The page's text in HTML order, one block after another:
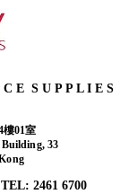
E S U P P L I E S
樓01室
33
2461 6700